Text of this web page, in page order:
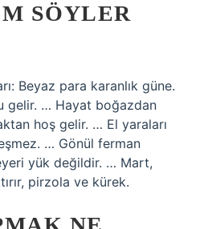
SÖYLER
Beyaz para karanlık güne.
gelir. … Hayat boğazdan
hoş gelir. … El yaraları
… Gönül ferman
yük değildir. … Mart,
pirzola ve kürek.